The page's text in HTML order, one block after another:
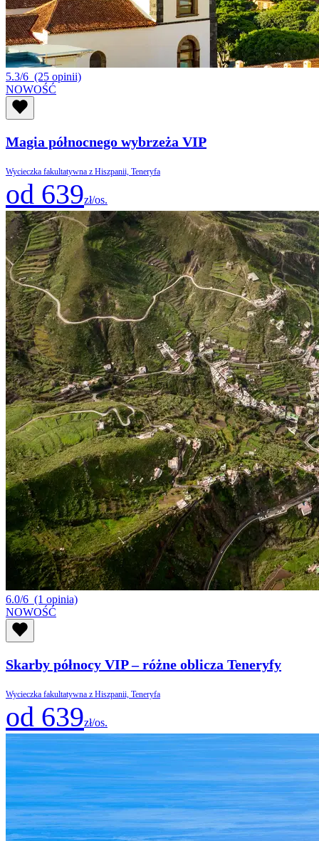
5.3/6 (25 opinii)
NOWOŚĆ
Magia północnego wybrzeża VIP
Wycieczka fakultatywna z Hiszpanii, Teneryfa
od 639zł/os.
6.0/6 (1 opinia)
NOWOŚĆ
Skarby północy VIP – różne oblicza Teneryfy
Wycieczka fakultatywna z Hiszpanii, Teneryfa
od 639zł/os.